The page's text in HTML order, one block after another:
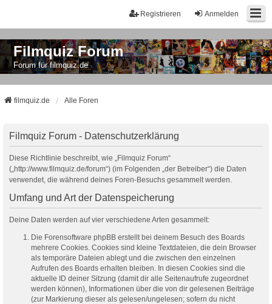
Anmelden
Registrieren
Filmquiz Forum
Forum für filmquiz.de
filmquiz.de Alle Foren
Filmquiz Forum - Datenschutzerklärung
Diese Richtlinie beschreibt, wie „Filmquiz Forum“
(„http://www.filmquiz.de/forum“) (im Folgenden „der Betreiber“) die Daten
verwendet, die während deines Foren-Besuchs gesammelt werden.
Umfang und Art der Datenspeicherung
Deine Daten werden auf vier verschiedene Arten gesammelt:
Die Forensoftware phpBB erstellt bei deinem Besuch des Boards
mehrere Cookies. Cookies sind kleine Textdateien, die dein Browser
als temporäre Dateien ablegt und die zwischen den einzelnen
Aufrufen des Boards erhalten bleiben. In diesen Cookies sind die
aktuelle ID deiner Sitzung (damit dir alle Seitenaufrufe zugeordnet
werden können), Informationen über die von dir gelesenen Beiträge
(zur Markierung dieser als gelesen/ungelesen; sofern du nicht